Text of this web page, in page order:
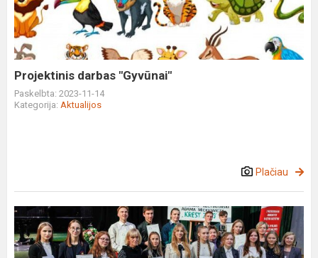
Projektinis darbas "Gyvūnai"
Paskelbta: 2023-11-14
Kategorija: Aktualijos
Plačiau
Krajowe
eliminacje
XXXII